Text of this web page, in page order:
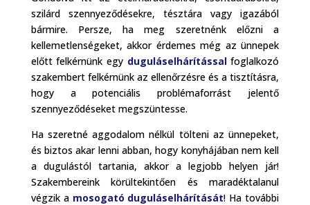
szilárd szennyeződésekre, tésztára vagy igazából
bármire. Persze, ha meg szeretnénk előzni a
kellemetlenségeket, akkor érdemes még az ünnepek
előtt felkérnünk egy duguláselhárítássalfoglalkozó
szakembert felkérnünk az ellenőrzésre és a tisztításra,
hogy a potenciális problémaforrást jelentő
szennyeződéseket megszüntesse.
Ha szeretné aggodalom nélkül tölteni az ünnepeket,
és biztos akar lenni abban, hogy konyhájában nem kell
a dugulástól tartania, akkor a legjobb helyen jár!
Szakembereink körültekintően és maradéktalanul
végzik a mosogató duguláselhárítását! Ha további